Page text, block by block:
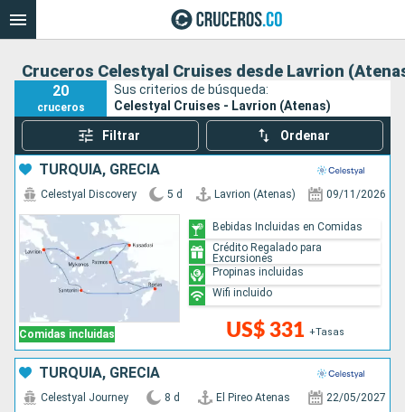
Cruceros Celestyal Cruises desde Lavrion
20
cruceros
Sus criterios de búsqueda:
Celestyal Cruises - Lavrion (Atenas)
Filtrar Ordenar
TURQUÍA, GRECIA
Comidas incluidas
Celestyal Discovery 5 d Lavrion (Atenas) 09/11/2026
US$ 331 +Tasas
Bebidas Incluidas en Comidas
Crédito Regalado para
Excursiones
Propinas incluidas
Wifi incluido
TURQUÍA, GRECIA
Celestyal Journey 8 d El Pireo Atenas 22/05/2027